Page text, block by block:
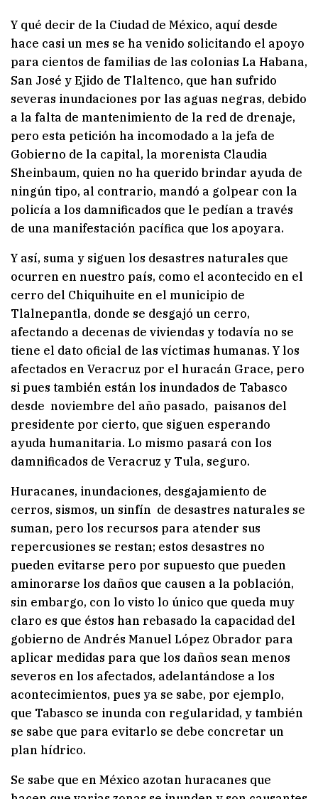
Y qué decir de la Ciudad de México, aquí desde
hace casi un mes se ha venido solicitando el apoyo
para cientos de familias de las colonias La Habana,
San José y Ejido de Tlaltenco, que han sufrido
severas inundaciones por las aguas negras, debido
a la falta de mantenimiento de la red de drenaje,
pero esta petición ha incomodado a la jefa de
Gobierno de la capital, la morenista Claudia
Sheinbaum, quien no ha querido brindar ayuda de
ningún tipo, al contrario, mandó a golpear con la
policía a los damnificados que le pedían a través
de una manifestación pacífica que los apoyara.
Y así, suma y siguen los desastres naturales que
ocurren en nuestro país, como el acontecido en el
cerro del Chiquihuite en el municipio de
Tlalnepantla, donde se desgajó un cerro,
afectando a decenas de viviendas y todavía no se
tiene el dato oficial de las víctimas humanas. Y los
afectados en Veracruz por el huracán Grace, pero
si pues también están los inundados de Tabasco
desde noviembre del año pasado, paisanos del
presidente por cierto, que siguen esperando
ayuda humanitaria. Lo mismo pasará con los
damnificados de Veracruz y Tula, seguro.
Huracanes, inundaciones, desgajamiento de
cerros, sismos, un sinfín de desastres naturales se
suman, pero los recursos para atender sus
repercusiones se restan; estos desastres no
pueden evitarse pero por supuesto que pueden
aminorarse los daños que causen a la población,
sin embargo, con lo visto lo único que queda muy
claro es que éstos han rebasado la capacidad del
gobierno de Andrés Manuel López Obrador para
aplicar medidas para que los daños sean menos
severos en los afectados, adelantándose a los
acontecimientos, pues ya se sabe, por ejemplo,
que Tabasco se inunda con regularidad, y también
se sabe que para evitarlo se debe concretar un
plan hídrico.
Se sabe que en México azotan huracanes que